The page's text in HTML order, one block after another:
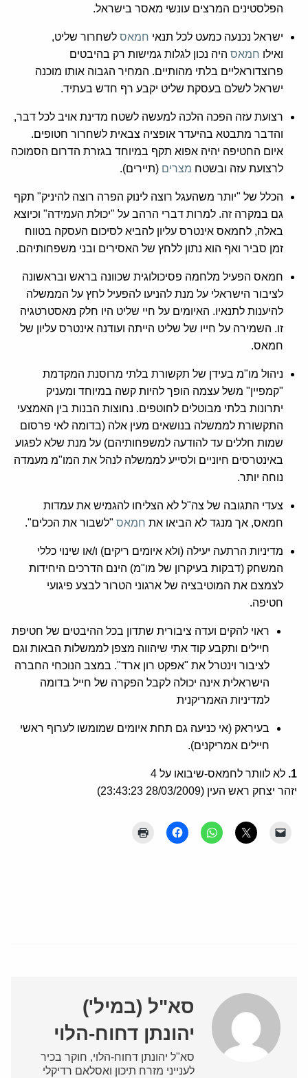
הפלסטינים המרצים עונשי מאסר בישראל.
ישראל נכנעה כמעט לכל תנאי חמאס לשחרור שליט,
ואילו חמאס היה נכון לגלות גמישות רק בהיבטים
פרוצדוראליים בלתי מהותיים. המחיר הגבוה אותו מוכנה
ישראל לשלם בעסקת שליט יקבע רף חדש בעתיד.
רצועת עזה הפכה הלכה למעשה לשטח מדינת אויב לכל דבר,
והדבר מתבטא בהיעדר אופציה צבאית לשחרור חטופים.
איום החטיפה יהיה אפוא תקף במיוחד בגזרת הדרום הסמוכה
לרצועת עזה ובשטח מצרים (תיירים).
הכלל של "יותר משהעגל רוצה לינוק הפרה רוצה להיניק" תקף
גם במקרה זה. למרות דברי הרהב על "יכולת העמידה" וכיוצא
באלה, לחמאס אינטרס עליון להביא לסיכום העסקה בטווח
זמן סביר ואף הוא נתון ללחץ של האסירים ובני משפחותיהם.
חמאס הפעיל מלחמה פסיכולוגית שכוונה בראש ובראשונה
לציבור הישראלי על מנת להניעו להפעיל לחץ על הממשלה
להיענות לתנאיו. האיומים על חיי שליט היו חלק מאסטרטגיה
זו. השמירה על חייו של שליט הייתה ועודנה אינטרס עליון של
חמאס.
ניהול מו"מ בעידן של תקשורת בלתי מרוסנת המקדמת
"קמפיין" משל עצמה הופך להיות קשה במיוחד ומעניק
יתרונות בלתי מבוטלים לחוטפים. נחוצות הבנות בין האמצעי
התקשורת לממשלה בנושאים מעין אלה (בדומה לאי פרסום
שמות חללים עד להודעה למשפחותיהם) על מנת שלא לפגוע
באינטרסים חיוניים ולסייע לממשלה לנהל את המו"מ מעמדה
נוחה יותר.
צעדי התגובה של צה"ל לא הצליחו להגמיש את עמדות
חמאס, אך מנגד לא הביאו את חמאס "לשבור את הכלים".
מדיניות הרתעה יעילה (ולא איומים ריקים) ו/או שינוי כללי
המשחק (דבקות בעיקרון של מו"מ) הינם הדרכים היחידות
לצמצם את המוטיבציה של ארגוני הטרור לבצע פיגועי
חטיפה.
ראוי להקים ועדה ציבורית שתדון בכל ההיבטים של חטיפת
חיילים ותקבע קוד אתי שיהווה מצפן לממשלות הבאות וגם
לציבור וינטרל את "אפקט רון ארד". במצב הנוכחי החברה
הישראלית אינה יכולה לקבל הפקרה של חייל בדומה
למדיניות האמריקנית
בעיראק (אי כניעה גם תחת איומים שמומשו לערוף ראשי
חיילים אמריקנים).
1. לא לוותר לחמאס-שיבואו על 4
יזהר יצחק ראש העין (28/03/2009 23:43:23)
סא"ל (במיל')
יהונתן דחוח-הלוי
סא"ל יהונתן דחוח-הלוי, חוקר בכיר
לענייני מזרח תיכון ואסלאם רדיקלי